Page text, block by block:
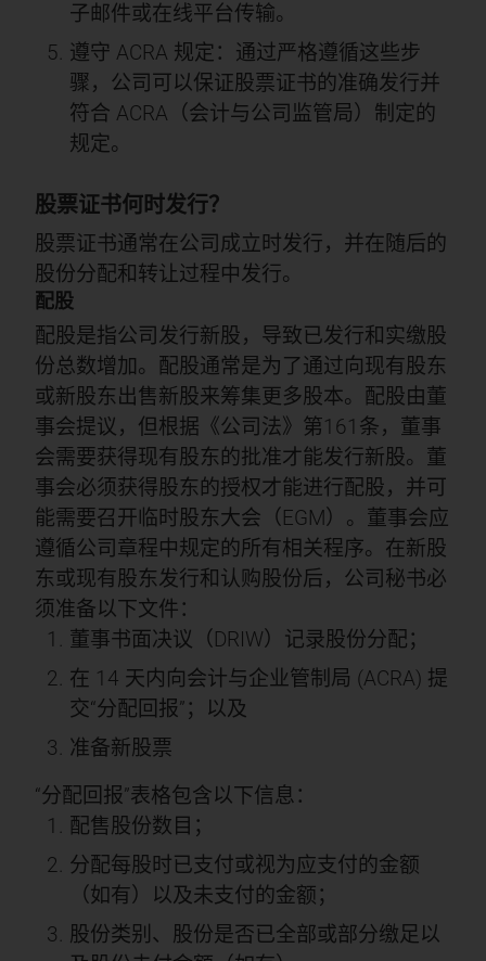
子邮件或在线平台传输。
遵守 ACRA 规定：通过严格遵循这些步
骤，公司可以保证股票证书的准确发行并
符合 ACRA（会计与公司监管局）制定的
规定。
股票证书何时发行？
股票证书通常在公司成立时发行，并在随后的
股份分配和转让过程中发行。
配股
配股是指公司发行新股，导致已发行和实缴股
份总数增加。配股通常是为了通过向现有股东
或新股东出售新股来筹集更多股本。配股由董
事会提议，但根据《公司法》第161条，董事
会需要获得现有股东的批准才能发行新股。董
事会必须获得股东的授权才能进行配股，并可
能需要召开临时股东大会（EGM）。董事会应
遵循公司章程中规定的所有相关程序。在新股
东或现有股东发行和认购股份后，公司秘书必
须准备以下文件：
董事书面决议（DRIW）记录股份分配；
在 14 天内向会计与企业管制局 (ACRA) 提
交“分配回报”；以及
准备新股票
“分配回报”表格包含以下信息：
配售股份数目；
分配每股时已支付或视为应支付的金额
（如有）以及未支付的金额；
股份类别、股份是否已全部或部分缴足以